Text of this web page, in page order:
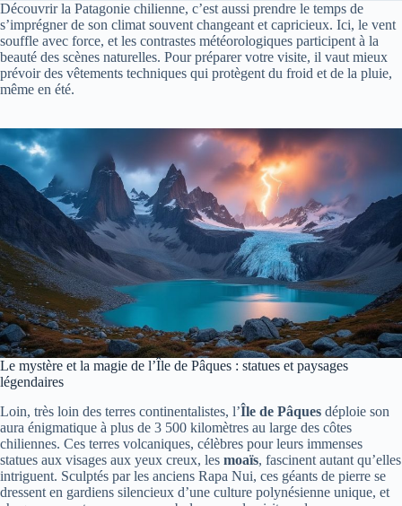
Découvrir la Patagonie chilienne, c’est aussi prendre le temps de
s’imprégner de son climat souvent changeant et capricieux. Ici, le vent
souffle avec force, et les contrastes météorologiques participent à la
beauté des scènes naturelles. Pour préparer votre visite, il vaut mieux
prévoir des vêtements techniques qui protègent du froid et de la pluie,
même en été.
Le mystère et la magie de l’Île de Pâques : statues et paysages
légendaires
Loin, très loin des terres continentalistes, l’Île de Pâques déploie son
aura énigmatique à plus de 3 500 kilomètres au large des côtes
chiliennes. Ces terres volcaniques, célèbres pour leurs immenses
statues aux visages aux yeux creux, les moaïs, fascinent autant qu’elles
intriguent. Sculptés par les anciens Rapa Nui, ces géants de pierre se
dressent en gardiens silencieux d’une culture polynésienne unique, et